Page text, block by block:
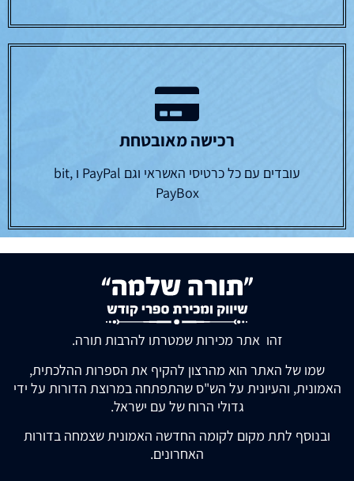
רכישה מאובטחת
עובדים עם כל כרטיסי האשראי וגם PayPal ו bit,
PayBox
זהו אתר מכירות שמטרתו להרבות תורה.
שמו של האתר הוא מהרצון להקיף את הספרות ההלכתית,
האמונית, והעיונית על הש"ס שהתפתחה במרוצת הדורות על ידי
גדולי הרוח של עם ישראל.
ובנוסף לתת מקום לקומה החדשה האמונית שצמחה בדורות
האחרונים.